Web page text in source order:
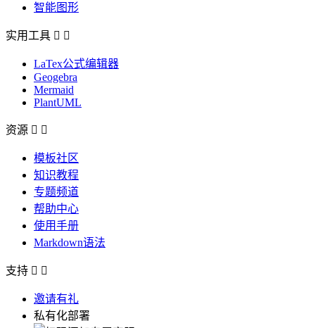
智能图形
实用工具  
LaTex公式编辑器
Geogebra
Mermaid
PlantUML
资源  
模板社区
知识教程
专题频道
帮助中心
使用手册
Markdown语法
支持  
邀请有礼
私有化部署